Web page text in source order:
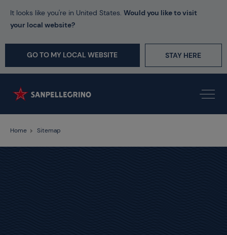
It looks like you're in United States. Would you like to visit
your local website?
GO TO MY LOCAL WEBSITE STAY HERE
Home Sitemap